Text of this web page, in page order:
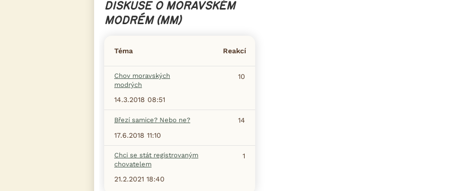
DISKUSE O MORAVSKÉM
MODRÉM (MM)
Téma Reakcí
Chov moravských
modrých
10
14.3.2018 08:51
Březí samice? Nebo ne?
14
17.6.2018 11:10
Chci se stát registrovaným
chovatelem
1
21.2.2021 18:40